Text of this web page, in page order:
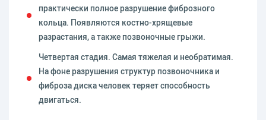
практически полное разрушение фиброзного
кольца. Появляются костно-хрящевые
разрастания, а также позвоночные грыжи.
Четвертая стадия. Самая тяжелая и необратимая.
На фоне разрушения структур позвоночника и
фиброза диска человек теряет способность
двигаться.